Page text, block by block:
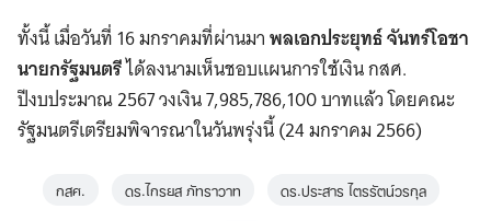
ทั้งนี้ เมื่อวันที่ 16 มกราคมที่ผ่านมาพลเอกประยุทธ์ จันทร์โอชา
นายกรัฐมนตรีได้ลงนามเห็นชอบแผนการใช้เงิน กสศ.
ปีงบประมาณ 2567 วงเงิน 7,985,786,100 บาทแล้ว โดยคณะ
รัฐมนตรีเตรียมพิจารณาในวันพรุ่งนี้ (24 มกราคม 2566)
กสศ. ดร.ไกรยส ภัทราวาท
ดร.ประสาร ไตรรัตน์วรกุล